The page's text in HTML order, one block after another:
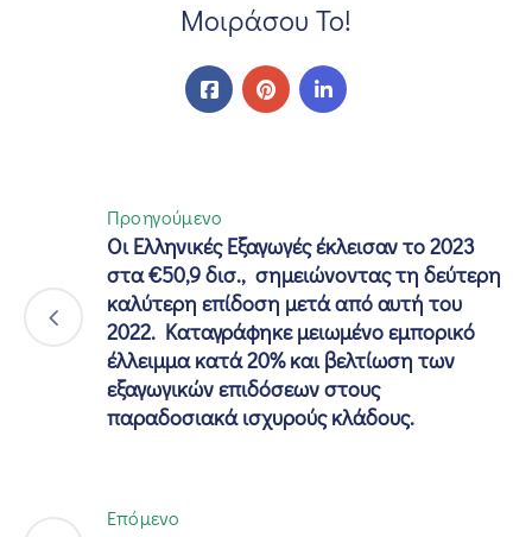
Μοιράσου Το!
Προηγούμενο
Οι Ελληνικές Εξαγωγές έκλεισαν το 2023
στα €50,9 δισ., σημειώνοντας τη δεύτερη
καλύτερη επίδοση μετά από αυτή του
2022. Καταγράφηκε μειωμένο εμπορικό
έλλειμμα κατά 20% και βελτίωση των
εξαγωγικών επιδόσεων στους
παραδοσιακά ισχυρούς κλάδους.
Επόμενο